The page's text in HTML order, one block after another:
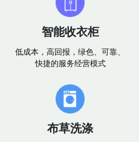
智能收衣柜
低成本，高回报，绿色、可靠、
快捷的服务经营模式
布草洗涤